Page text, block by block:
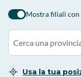
Mostra filiali con
Usa la tua